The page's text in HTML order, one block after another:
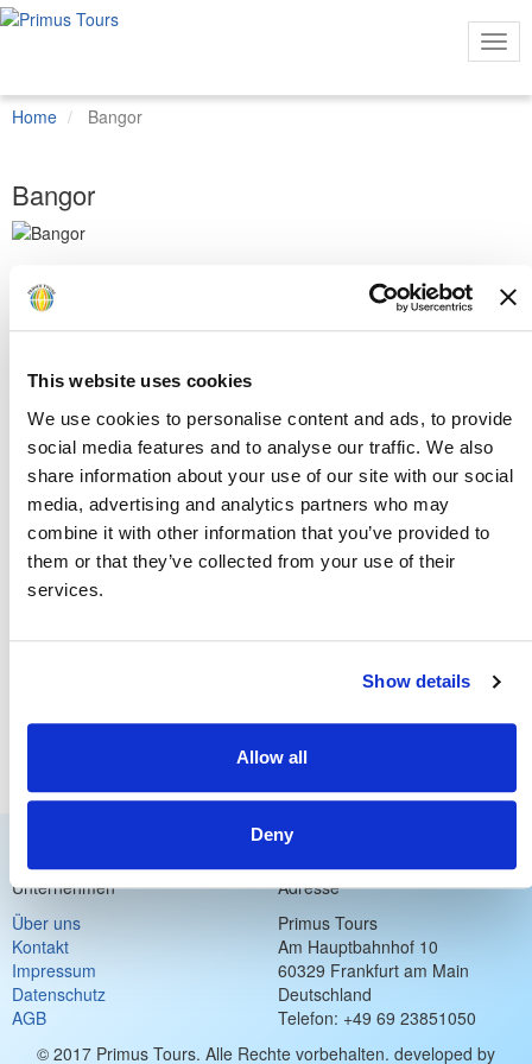
This website uses cookies
We use cookies to personalise content and ads, to provide
social media features and to analyse our traffic. We also
share information about your use of our site with our social
media, advertising and analytics partners who may
combine it with other information that you’ve provided to
them or that they’ve collected from your use of their
services.
Show details
Allow all
Deny
Home Bangor
Bangor
Ansichten
von David Feherty, und ist eine schöne und gepflegte Anlage. Als
wirklich schwierig kann man den Platz nicht bezeichnen, aber
einige gut platzierte Fairwaybunker sorgen für genügend
Abwechslung. Mehrere Dog-Legs erfordern akkurate Abschläge,
ansonsten wird es schwierig das Grün mit dem 2. Schlag
anzugreifen.
Anzahl der Löcher Gruppe : 18
Par : 71
Land : Irland
Harvey´s Point
Unternehmen
Über uns
Kontakt
Impressum
Datenschutz
AGB
Adresse
Primus Tours
Am Hauptbahnhof 10
60329 Frankfurt am Main
Deutschland
Telefon: +49 69 23851050
© 2017 Primus Tours. Alle Rechte vorbehalten. developed by